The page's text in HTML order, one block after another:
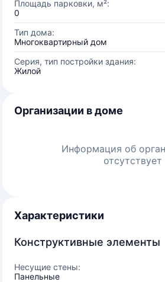
Площадь парковки, м²:
0
Тип дома:
Многоквартирный дом
Серия, тип постройки здания:
Жилой
Организации в доме
Информация об
отсутствует
Характеристики
Конструктивные элементы
Несущие стены:
Панельные